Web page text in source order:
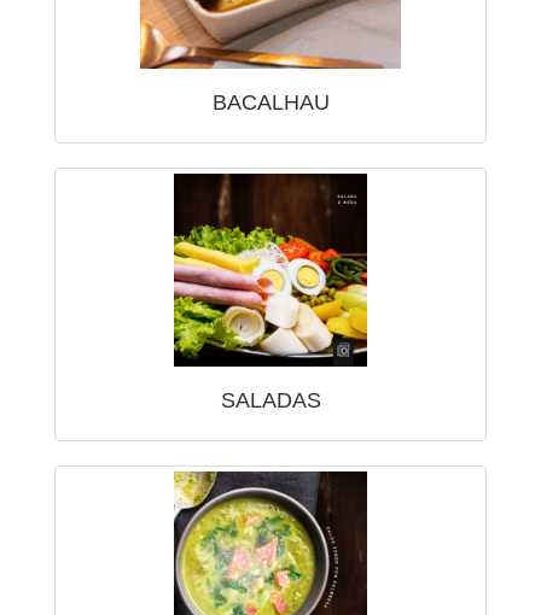
BACALHAU
SALADAS